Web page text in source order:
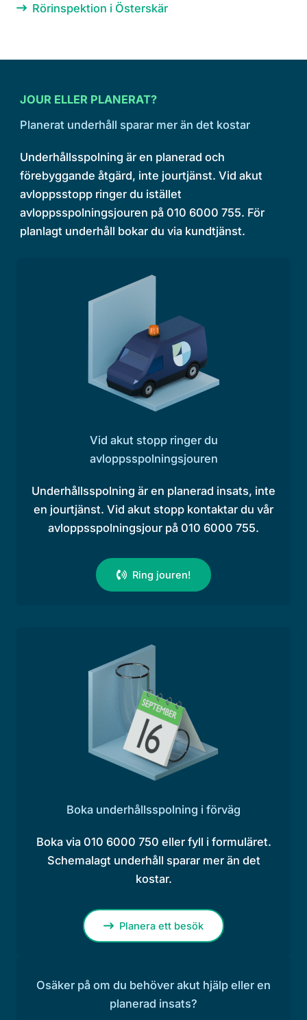
Rörinspektion i Österskär
JOUR ELLER PLANERAT?
Planerat underhåll sparar mer än det kostar
Underhållsspolning är en planerad och
förebyggande åtgärd, inte jourtjänst. Vid akut
avloppsstopp ringer du istället
avloppsspolningsjouren på 010 6000 755. För
planlagt underhåll bokar du via kundtjänst.
Vid akut stopp ringer du
avloppsspolningsjouren
Underhållsspolning är en planerad insats, inte
en jourtjänst. Vid akut stopp kontaktar du vår
avloppsspolningsjour på 010 6000 755.
Ring jouren!
Boka underhållsspolning i förväg
Boka via 010 6000 750 eller fyll i formuläret.
Schemalagt underhåll sparar mer än det
kostar.
Planera ett besök
Osäker på om du behöver akut hjälp eller en
planerad insats?